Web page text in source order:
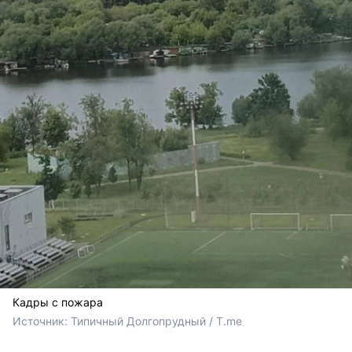
Кадры с пожара
Источник: Типичный Долгопрудный / T.me